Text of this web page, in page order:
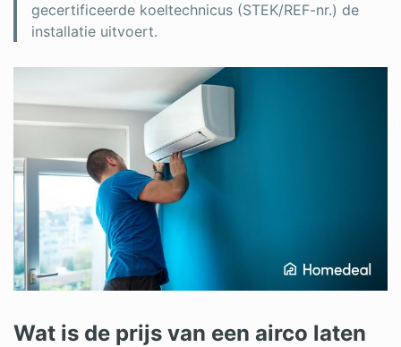
gecertificeerde koeltechnicus (STEK/REF-nr.) de
installatie uitvoert.
Wat is de prijs van een airco laten